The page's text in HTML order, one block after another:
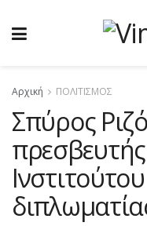
Αρχική ΠΟΛΙΤΙΣΜΟΣ
Σπύρος